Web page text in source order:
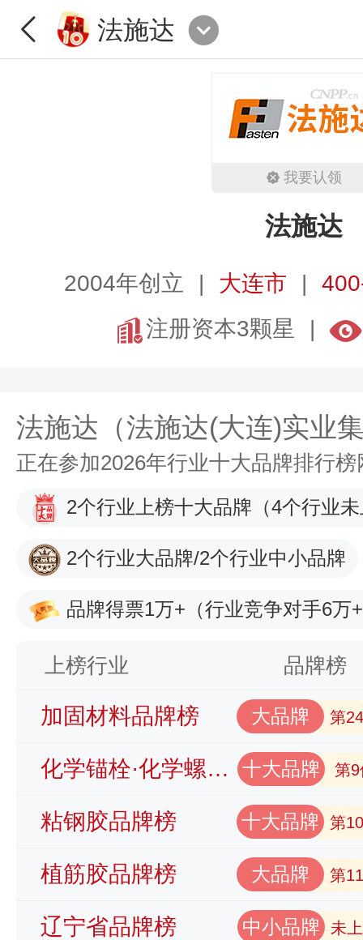
法施达
我要认领
法施达
2004年创立 大连市
注册资本3颗星
法施达（法施达(大连)实业
正在参加2026年行业十大品牌排行
2个行业上榜十大品牌 （4个行业
2个行业大品牌/2个行业中小品牌
品牌得票1万+ （行业竞争对手6万
上榜行业 品牌榜
加固材料品牌榜 大品牌 第
化学锚栓·化学螺栓品牌榜 十大品牌 第9
粘钢胶品牌榜 十大品牌 第
植筋胶品牌榜 大品牌 第
辽宁省品牌榜 中小品牌 未